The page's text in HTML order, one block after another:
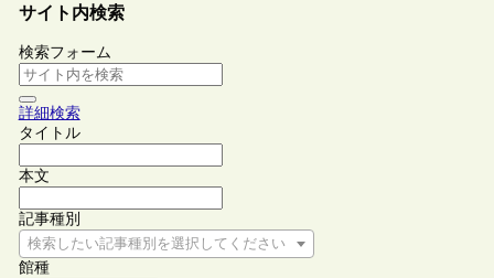
サイト内検索
検索フォーム
詳細検索
タイトル
本文
記事種別
検索したい記事種別を選択してください
館種